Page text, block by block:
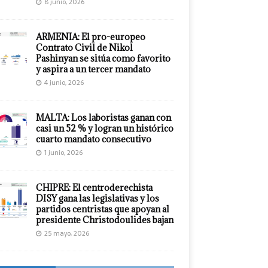
ARMENIA: El pro-europeo
Contrato Civil de Nikol
Pashinyan se sitúa como favorito
y aspira a un tercer mandato
4 junio, 2026
MALTA: Los laboristas ganan con
casi un 52 % y logran un histórico
cuarto mandato consecutivo
1 junio, 2026
CHIPRE: El centroderechista
DISY gana las legislativas y los
partidos centristas que apoyan al
presidente Christodoulides bajan
25 mayo, 2026